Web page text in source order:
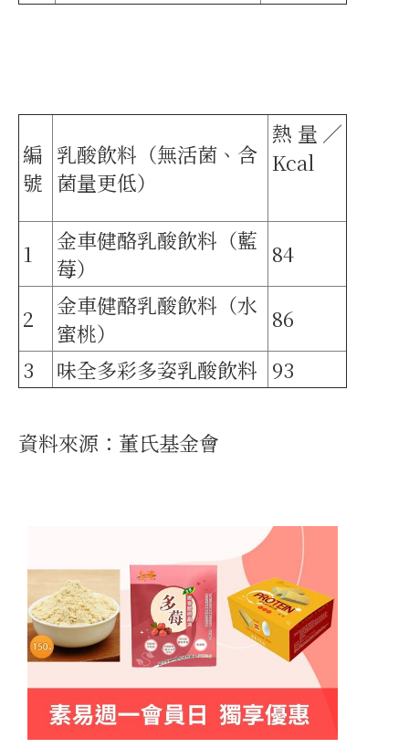
編
號
乳酸飲料（無活菌、含
菌量更低）
熱量／
Kcal
1
金車健酪乳酸飲料（藍
莓）
84
2
金車健酪乳酸飲料（水
蜜桃）
86
3
味全多彩多姿乳酸飲料 93
資料來源：董氏基金會